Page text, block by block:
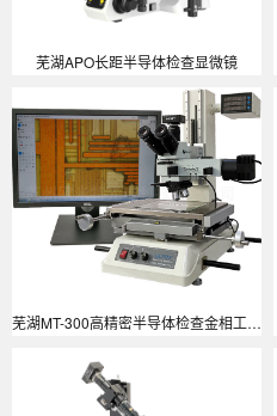
芜湖APO长距半导体检查显微镜
芜湖MT-300高精密半导体检查金相工具量测显微镜